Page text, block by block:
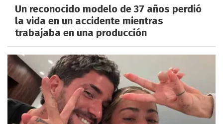
Un reconocido modelo de 37 años perdió
la vida en un accidente mientras
trabajaba en una producción